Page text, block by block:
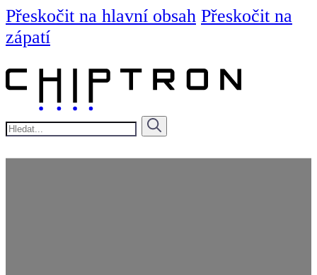
Přeskočit na hlavní obsah Přeskočit na
zápatí
Hledat